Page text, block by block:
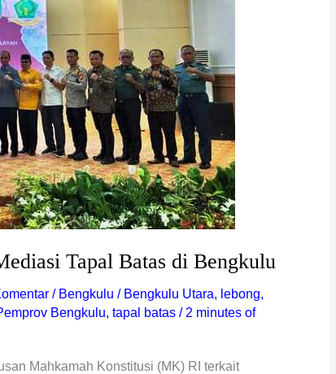
Tapal Batas di Bengkulu
/ Bengkulu / Bengkulu Utara, lebong,
Bengkulu, tapal batas / 2 minutes of
Mahkamah Konstitusi (MK) RI terkait